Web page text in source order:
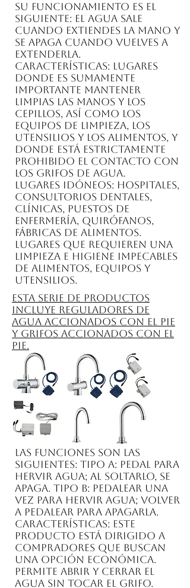
Su funcionamiento es el
siguiente: el agua sale
cuando extiendes la mano y
se apaga cuando vuelves a
extenderla.
Características: Lugares
donde es sumamente
importante mantener
limpias las manos y los
cepillos, así como los
equipos de limpieza, los
utensilios y los alimentos, y
donde está estrictamente
prohibido el contacto con
los grifos de agua.
Lugares idóneos: hospitales,
consultorios dentales,
clínicas, puestos de
enfermería, quirófanos,
fábricas de alimentos.
Lugares que requieren una
limpieza e higiene impecables
de alimentos, equipos y
utensilios.
Esta serie de productos
incluye reguladores de
agua accionados con el pie
y grifos accionados con el
pie.
Las funciones son las
siguientes: Tipo A: Pedal para
hervir agua; al soltarlo, se
apaga. Tipo B: Pedalear una
vez para hervir agua; volver
a pedalear para apagarla.
Características: Este
producto está dirigido a
compradores que buscan
una opción económica.
Permite abrir y cerrar el
agua sin tocar el grifo.